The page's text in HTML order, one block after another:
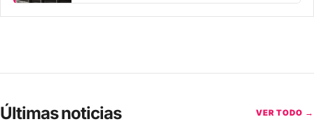
Últimas noticias VER TODO →